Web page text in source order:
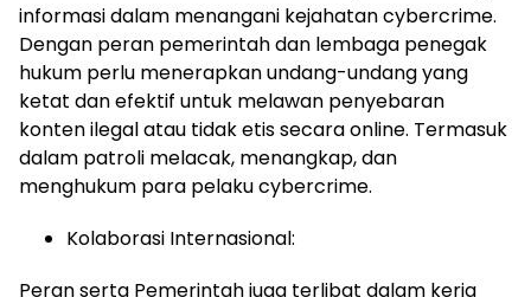
informasi dalam menangani kejahatan cybercrime.
Dengan peran pemerintah dan lembaga penegak
hukum perlu menerapkan undang-undang yang
ketat dan efektif untuk melawan penyebaran
konten ilegal atau tidak etis secara online. Termasuk
dalam patroli melacak, menangkap, dan
menghukum para pelaku cybercrime.
Kolaborasi Internasional:
Peran serta Pemerintah juga terlibat dalam kerja